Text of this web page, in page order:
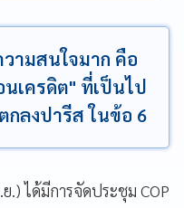
ามสนใจมาก คือ
เครดิต" ที่เป็นไป
ลงปารีส ในข้อ 6
ได้มีการจัดประชุม COP